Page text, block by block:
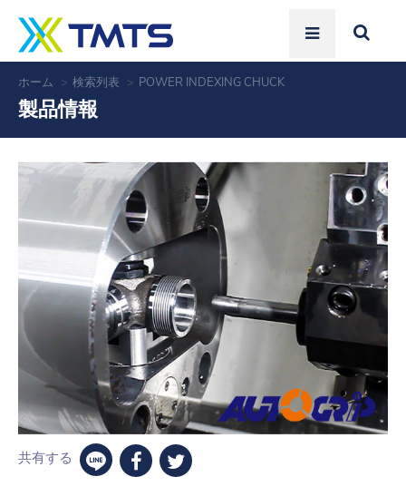
ホーム 検索列表 POWER INDEXING CHUCK
製品情報
共有する